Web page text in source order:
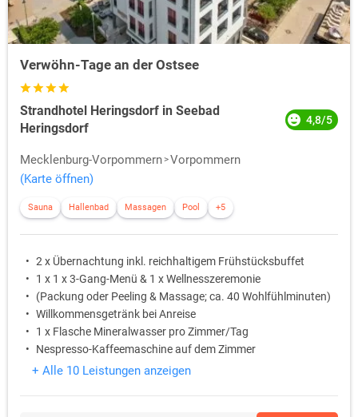
Verwöhn-Tage an der Ostsee
Strandhotel Heringsdorf in Seebad
Heringsdorf
4,8/5
Mecklenburg-Vorpommern Vorpommern
(Karte öffnen)
Sauna Hallenbad Massagen Pool +5
2 x Übernachtung inkl. reichhaltigem Frühstücksbuffet
1 x 1 x 3-Gang-Menü & 1 x Wellnesszeremonie
(Packung oder Peeling & Massage; ca. 40 Wohlfühlminuten)
Willkommensgetränk bei Anreise
1 x Flasche Mineralwasser pro Zimmer/Tag
Nespresso-Kaffeemaschine auf dem Zimmer
+ Alle 10 Leistungen anzeigen